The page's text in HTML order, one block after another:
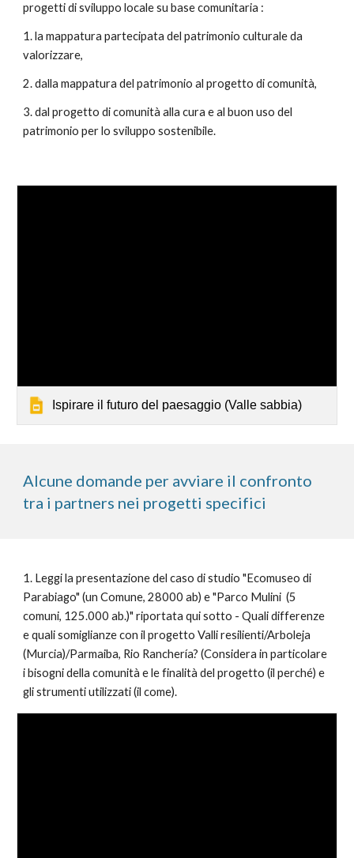
progetti di sviluppo locale su base comunitaria :
1. la mappatura partecipata del patrimonio culturale da
valorizzare,
2. dalla mappatura del patrimonio al progetto di comunità,
3. dal progetto di comunità alla cura e al buon uso del
patrimonio per lo sviluppo sostenibile.
Ispirare il futuro del paesaggio (Valle sabbia)
Alcune domande per avviare il confronto
tra i partners nei progetti specifici
1. Leggi la presentazione del caso di studio "Ecomuseo di
Parabiago" (un Comune, 28000 ab) e "Parco Mulini (5
comuni, 125.000 ab.)" riportata qui sotto - Quali differenze
e quali somiglianze con il progetto Valli resilienti/Arboleja
(Murcia)/Parmaiba, Rio Ranchería? (Considera in particolare
i bisogni della comunità e le finalità del progetto (il perché) e
gli strumenti utilizzati (il come).